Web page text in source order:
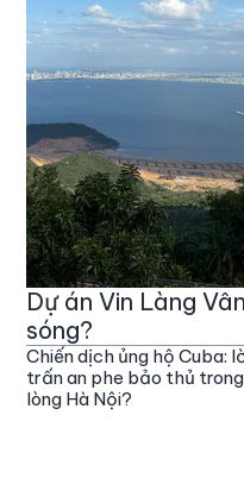
Dự án Vin Làng
sóng?
Chiến dịch ủng hộ Cuba:
trấn an phe bảo thủ trong
lòng Hà Nội?